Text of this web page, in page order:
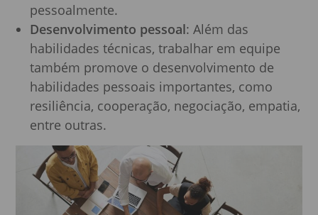
pessoalmente.
Desenvolvimento pessoal: Além das
habilidades técnicas, trabalhar em equipe
também promove o desenvolvimento de
habilidades pessoais importantes, como
resiliência, cooperação, negociação, empatia,
entre outras.